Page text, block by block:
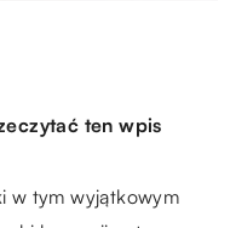
ten wpis
w tym wyjątkowym